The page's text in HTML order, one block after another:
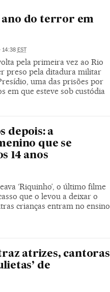
ano do terror em
14:38 EST
pela primeira vez ao Rio
preso pela ditadura militar
uma das prisões por
em que esteve sob custódia
depois: a
que se
14 anos
‘Riquinho’, o último filme
que o levou a deixar o
crianças entram no ensino
atrizes, cantoras
de